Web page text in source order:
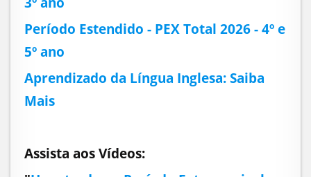
Período Estendido - PEX Total 2026 - 4º e
5º ano
Aprendizado da Língua Inglesa: Saiba
Mais
Assista aos Vídeos: